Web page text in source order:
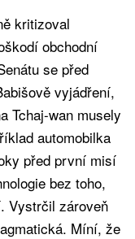
kritizoval
obchodní
se před
vyjádření,
Tchaj-wan musely
automobilka
před první misí
bez toho,
Vystrčil zároveň
Míní, že